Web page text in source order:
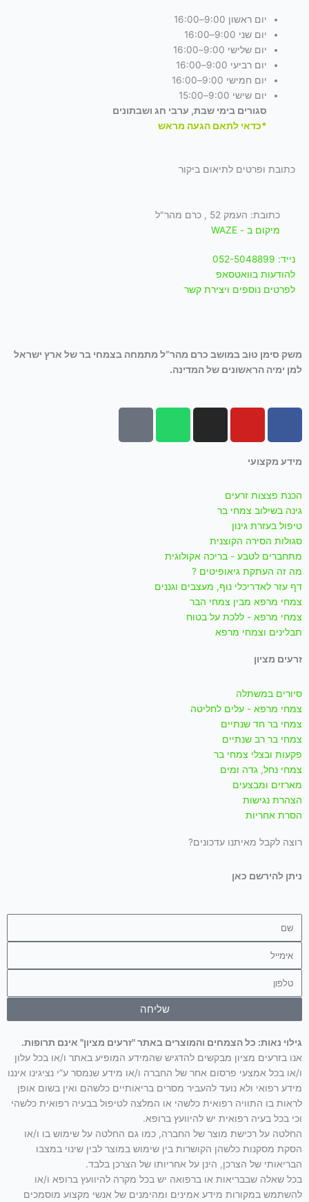
יום ראשון 9:00–16:00
יום שני 9:00–16:00
יום שלישי 9:00–16:00
יום רביעי 9:00–16:00
יום חמישי 9:00–16:00
יום שישי 9:00–15:00
סגורים בימי שבת, ערבי חג ושבתונים
*כדאי לתאם הגעה מראש
כתובת ופרטים לתיאום ביקור
כתובת: העמק 52 , כרם מהר"ל
מיקום ב - WAZE
נייד: 052-5048899
להודעות בוואטסאפ
לפרטים נוספים ויצירת קשר
משק סימן טוב במושב כרם מהר”ל מתמחה בצמחי בר של ארץ ישראל
למן ימיה הראשונים של המדינה.
e
o
o
k
-
f
t
b
e
a
m
W
מידע מקצועי
הכנת פצצות זרעים
גינה בשילוב צמחי בר
טיפול בעזרת גינון
סגולות הסירה הקוצנית
מתחברים לטבע - בריכה אקולוגית
מה זה העתקת גיאופיטים ?
דף עזר לאדריכלי נוף, מעצבים וגננים
צמחי מרפא מבין צמחי הבר
צמחי מרפא - ללכת על בטוח
תבלינים וצמחי מרפא
זרעים מציון
סיורים במשתלה
צמחי מרפא - עלים לחליטה
צמחי בר חד שנתיים
צמחי בר רב שנתיים
פקעות ובצלי צמחי בר
צמחי נחל, גדה ומים
מארזים ומבצעים
הצהרת נגישות
הסרת אחריות
רוצה לקבל מאיתנו עדכונים?
ניתן להירשם כאן
שליחה
גילוי נאות: כל הצמחים והמוצרים באתר "זרעים מציון" אינם תרופות.
אנו בזרעים מציון מבקשים להדגיש שהמידע המופיע באתר ו/או בכל עלון
ו/או בכל אמצעי פרסום אחר של החברה ו/או מידע שנמסר ע”י נציגינו איננו
מידע רפואי ולא נועד להעביר מסרים בריאותיים כלשהם ואין בשום אופן
לראות בו התוויה רפואית כלשהי או המלצה לטיפול בבעיה רפואית כלשהי
וכי בכל בעיה רפואית יש להיוועץ ברופא.
החלטה על רכישת מוצר של החברה, כמו גם החלטה על שימוש בו ו/או
הסקת מסקנות כלשהן הקושרות בין שימוש במוצר לבין שינוי במצבו
הבריאותי של הצרכן, הינן על אחריותו של הצרכן בלבד.
בכל שאלה שבבריאות או ברפואה יש בכל מקרה להיוועץ ברופא ו/או
להשתמש במקורות מידע אמינים ומהימנים של אנשי מקצוע מוסמכים